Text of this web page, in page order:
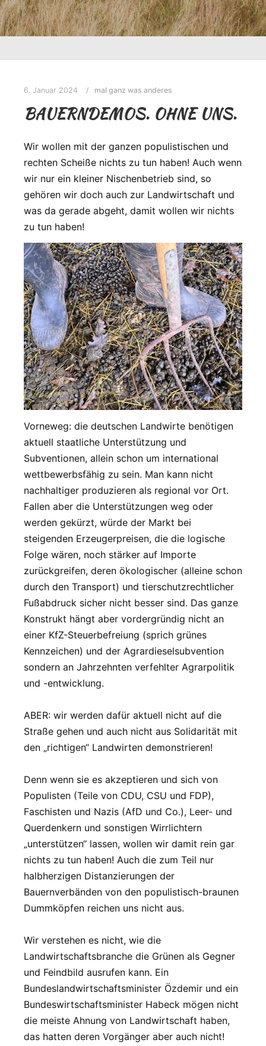
6. Januar 2024 mal ganz was anderes
BAUERNDEMOS. OHNE UNS.
Wir wollen mit der ganzen populistischen und
rechten Scheiße nichts zu tun haben! Auch wenn
wir nur ein kleiner Nischenbetrieb sind, so
gehören wir doch auch zur Landwirtschaft und
was da gerade abgeht, damit wollen wir nichts
zu tun haben!
Vorneweg: die deutschen Landwirte benötigen
aktuell staatliche Unterstützung und
Subventionen, allein schon um international
wettbewerbsfähig zu sein. Man kann nicht
nachhaltiger produzieren als regional vor Ort.
Fallen aber die Unterstützungen weg oder
werden gekürzt, würde der Markt bei
steigenden Erzeugerpreisen, die die logische
Folge wären, noch stärker auf Importe
zurückgreifen, deren ökologischer (alleine schon
durch den Transport) und tierschutzrechtlicher
Fußabdruck sicher nicht besser sind. Das ganze
Konstrukt hängt aber vordergründig nicht an
einer KfZ-Steuerbefreiung (sprich grünes
Kennzeichen) und der Agrardieselsubvention
sondern an Jahrzehnten verfehlter Agrarpolitik
und -entwicklung.
ABER: wir werden dafür aktuell nicht auf die
Straße gehen und auch nicht aus Solidarität mit
den „richtigen“ Landwirten demonstrieren!
Denn wenn sie es akzeptieren und sich von
Populisten (Teile von CDU, CSU und FDP),
Faschisten und Nazis (AfD und Co.), Leer- und
Querdenkern und sonstigen Wirrlichtern
„unterstützen“ lassen, wollen wir damit rein gar
nichts zu tun haben! Auch die zum Teil nur
halbherzigen Distanzierungen der
Bauernverbänden von den populistisch-braunen
Dummköpfen reichen uns nicht aus.
Wir verstehen es nicht, wie die
Landwirtschaftsbranche die Grünen als Gegner
und Feindbild ausrufen kann. Ein
Bundeslandwirtschaftsminister Özdemir und ein
Bundeswirtschaftsminister Habeck mögen nicht
die meiste Ahnung von Landwirtschaft haben,
das hatten deren Vorgänger aber auch nicht!